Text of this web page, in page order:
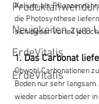
Neuigkeiten zum
ErdeVitalis
ErdeVitalis
Kalium als
die Photosynthese liefern
sich dieser Vorteil
1. Das Carbonat
Obwohl Carbonationen
Boden nur sehr
wieder absorbiert oder in